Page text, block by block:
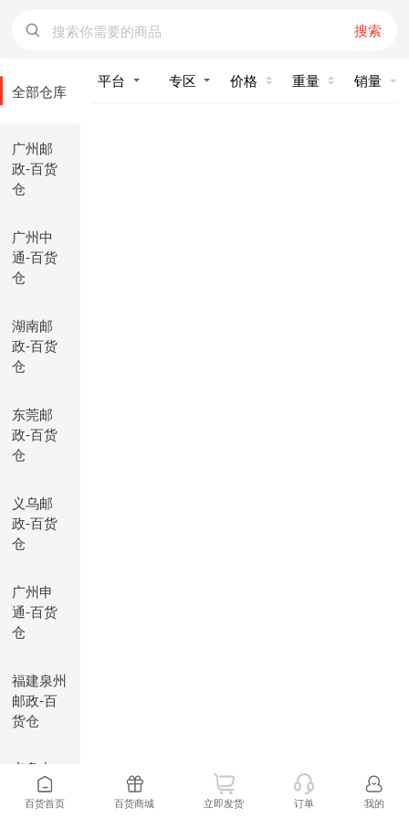
搜索
全部仓库
广州邮
政-百货
仓
广州中
通-百货
仓
湖南邮
政-百货
仓
东莞邮
政-百货
仓
义乌邮
政-百货
仓
广州申
通-百货
仓
福建泉州
邮政-百
货仓
义乌中
通-百货
仓
价格 重量 销量
百货首页 百货商城 立即发货 订单 我的